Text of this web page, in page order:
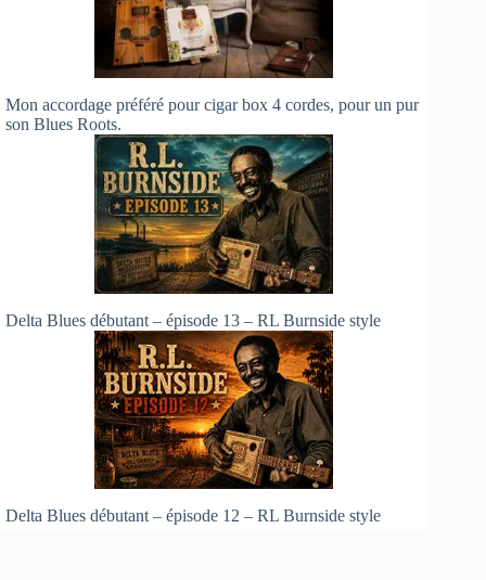
Mon accordage préféré pour cigar box 4 cordes, pour un pur
son Blues Roots.
Delta Blues débutant – épisode 13 – RL Burnside style
Delta Blues débutant – épisode 12 – RL Burnside style